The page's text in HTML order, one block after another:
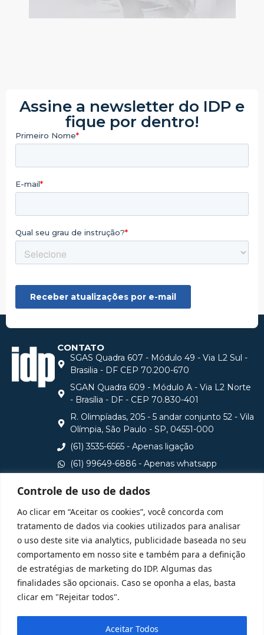
Controle de uso de dados
Ao clicar em “Aceitar os cookies”, você concorda com
tratamento de dados via cookies utilizados para analisar
o uso deste site via analytics, publicidade baseada no seu
comportamento em nosso site e também para a definição
de estratégias de marketing do IDP. Algumas das
finalidades são opcionais. Caso se oponha a elas, basta
clicar em "Rejeitar todos".
Aceitar Todos
Assine a newsletter do IDP e
fique por dentro!
CONTATO
SGAS Quadra 607 - Módulo 49 - Via L2 Sul -
Brasilia - DF CEP 70.200-670
SGAN Quadra 609 - Módulo A - Via L2 Norte
- Brasília - DF - CEP 70.830-401
R. Olimpíadas, 205 - 5 andar conjunto 52 - Vila
Olímpia, São Paulo - SP, 04551-000
(61) 3535-6565 - Apenas ligação
(61) 99649-6886 - Apenas whatsapp
Consulte aqui o cadastro da Instituição no Sistema e-
MEC